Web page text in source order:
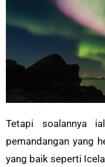
Tetapi soalannya
pemandangan yang
yang baik seperti